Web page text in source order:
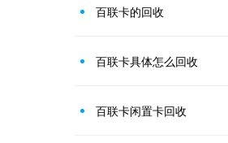
百联卡的回收
百联卡具体怎么回收
百联卡闲置卡回收